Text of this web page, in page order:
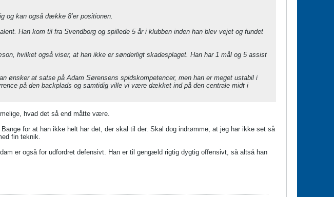
og kan også dække 8’er positionen.
Han kom til fra Svendborg og spillede 5 år i klubben inden han blev vejet og fundet
hvilket også viser, at han ikke er sønderligt skadesplaget. Han har 1 mål og 5 assist
ønsker at satse på Adam Sørensens spidskompetencer, men han er meget ustabil i
på den backplads og samtidig ville vi være dækket ind på den centrale midt i
hvad det så end måtte være.
for at han ikke helt har det, der skal til der. Skal dog indrømme, at jeg har ikke set så
fin teknik.
er også for udfordret defensivt. Han er til gengæld rigtig dygtig offensivt, så altså han